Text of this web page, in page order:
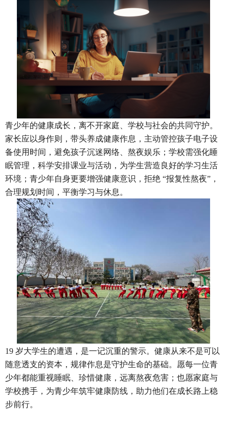
青少年的健康成长，离不开家庭、学校与社会的共同守护。
家长应以身作则，带头养成健康作息，主动管控孩子电子设
备使用时间，避免孩子沉迷网络、熬夜娱乐；学校需强化睡
眠管理，科学安排课业与活动，为学生营造良好的学习生活
环境；青少年自身更要增强健康意识，拒绝 “报复性熬夜”，
合理规划时间，平衡学习与休息。
19 岁大学生的遭遇，是一记沉重的警示。健康从来不是可以
随意透支的资本，规律作息是守护生命的基础。愿每一位青
少年都能重视睡眠、珍惜健康，远离熬夜危害；也愿家庭与
学校携手，为青少年筑牢健康防线，助力他们在成长路上稳
步前行。